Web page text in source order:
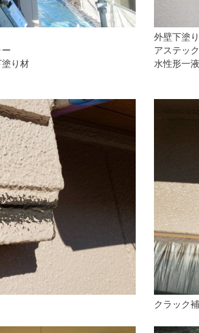
り材
外壁下塗り
アステッ
水性形一
クラック